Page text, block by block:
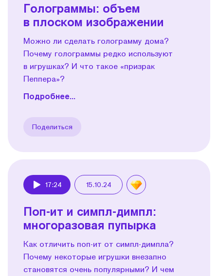
Голограммы: объем
в плоском изображении
Можно ли сделать голограмму дома?
Почему голограммы редко используют
в игрушках? И что такое «призрак
Пеппера»?
Подробнее...
Поделиться
17:24 15.10.24
Поп-ит и симпл-димпл:
многоразовая пупырка
Как отличить поп-ит от симпл-димпла?
Почему некоторые игрушки внезапно
становятся очень популярными? И чем